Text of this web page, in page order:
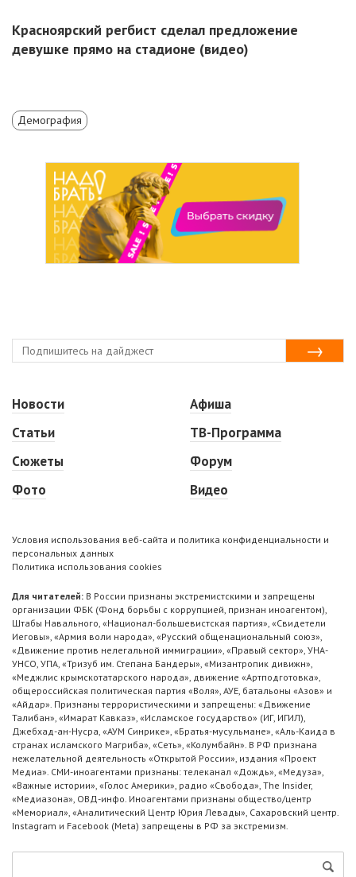
Красноярский регбист сделал предложение
девушке прямо на стадионе (видео)
Демография
Новости
Статьи
Сюжеты
Фото
Афиша
ТВ-Программа
Форум
Видео
Условия использования веб-сайта и политика конфиденциальности и
персональных данных
Политика использования cookies
Для читателей: В России признаны экстремистскими и запрещены
организации ФБК (Фонд борьбы с коррупцией, признан иноагентом),
Штабы Навального, «Национал-большевистская партия», «Свидетели
Иеговы», «Армия воли народа», «Русский общенациональный союз»,
«Движение против нелегальной иммиграции», «Правый сектор», УНА-
УНСО, УПА, «Тризуб им. Степана Бандеры», «Мизантропик дивижн»,
«Меджлис крымскотатарского народа», движение «Артподготовка»,
общероссийская политическая партия «Воля», АУЕ, батальоны «Азов» и
«Айдар». Признаны террористическими и запрещены: «Движение
Талибан», «Имарат Кавказ», «Исламское государство» (ИГ, ИГИЛ),
Джебхад-ан-Нусра, «АУМ Синрике», «Братья-мусульмане», «Аль-Каида в
странах исламского Магриба», «Сеть», «Колумбайн». В РФ признана
нежелательной деятельность «Открытой России», издания «Проект
Медиа». СМИ-иноагентами признаны: телеканал «Дождь», «Медуза»,
«Важные истории», «Голос Америки», радио «Свобода», The Insider,
«Медиазона», ОВД-инфо. Иноагентами признаны общество/центр
«Мемориал», «Аналитический Центр Юрия Левады», Сахаровский центр.
Instagram и Facebook (Metа) запрещены в РФ за экстремизм.